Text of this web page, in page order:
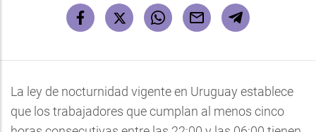
La ley de nocturnidad vigente en Uruguay establece
que los trabajadores que cumplan al menos cinco